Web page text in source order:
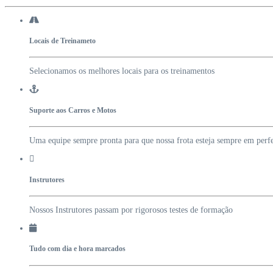
Locais de Treinameto
Selecionamos os melhores locais para os treinamentos
Suporte aos Carros e Motos
Uma equipe sempre pronta para que nossa frota esteja sempre em
Instrutores
Nossos Instrutores passam por rigorosos testes de formação
Tudo com dia e hora marcados